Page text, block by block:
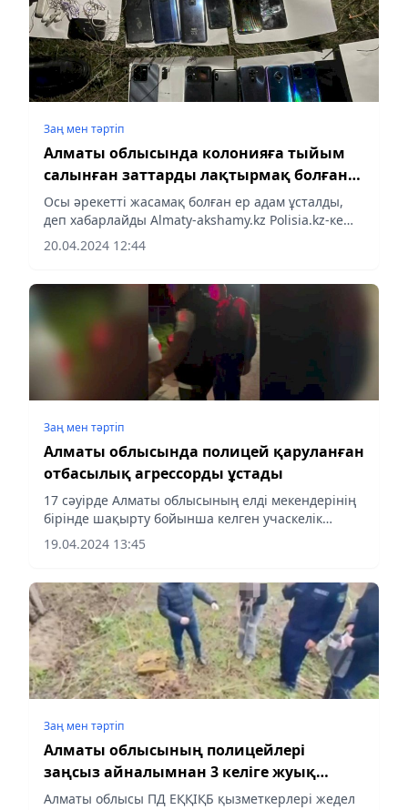
Заң мен тəртіп
Алматы облысында колонияға тыйым
салынған заттарды лақтырмақ болған
ер адам анықталды
Осы әрекетті жасамақ болған ер адам ұсталды,
деп хабарлайды Almaty-akshamy.kz Polisia.kz-ке
сілтеме жасап.
20.04.2024 12:44
Заң мен тəртіп
Алматы облысында полицей қаруланған
отбасылық агрессорды ұстады
17 сәуірде Алматы облысының елді мекендерінің
бірінде шақырту бойынша келген учаскелік
полиция инспекторына жергілікті тұрғын қарудан
оқ атқан.
19.04.2024 13:45
Заң мен тəртіп
Алматы облысының полицейлері
заңсыз айналымнан 3 келіге жуық
мефедрон тәркіледі
Алматы облысы ПД ЕҚҚІҚБ қызметкерлері жедел